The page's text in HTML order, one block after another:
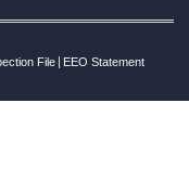
File| EEO Statement